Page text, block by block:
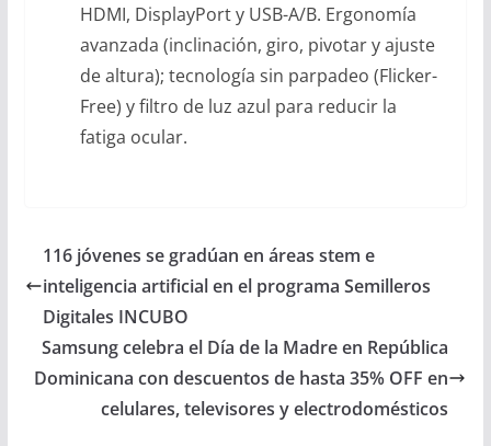
HDMI, DisplayPort y USB-A/B. Ergonomía
avanzada (inclinación, giro, pivotar y ajuste
de altura); tecnología sin parpadeo (Flicker-
Free) y filtro de luz azul para reducir la
fatiga ocular.
116 jóvenes se gradúan en áreas stem e
inteligencia artificial en el programa Semilleros
Digitales INCUBO
Samsung celebra el Día de la Madre en República
Dominicana con descuentos de hasta 35% OFF en
celulares, televisores y electrodomésticos